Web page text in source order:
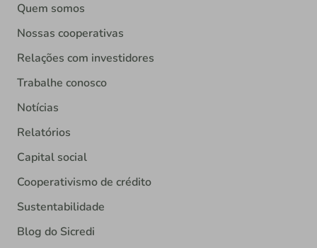
Quem somos
Nossas cooperativas
Relações com investidores
Trabalhe conosco
Notícias
Relatórios
Capital social
Cooperativismo de crédito
Sustentabilidade
Blog do Sicredi